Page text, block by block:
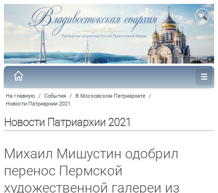
На главную / События / В Московском Патриархате /
Новости Патриархии 2021
Новости Патриархии 2021
Михаил Мишустин одобрил
перенос Пермской
художественной галереи из